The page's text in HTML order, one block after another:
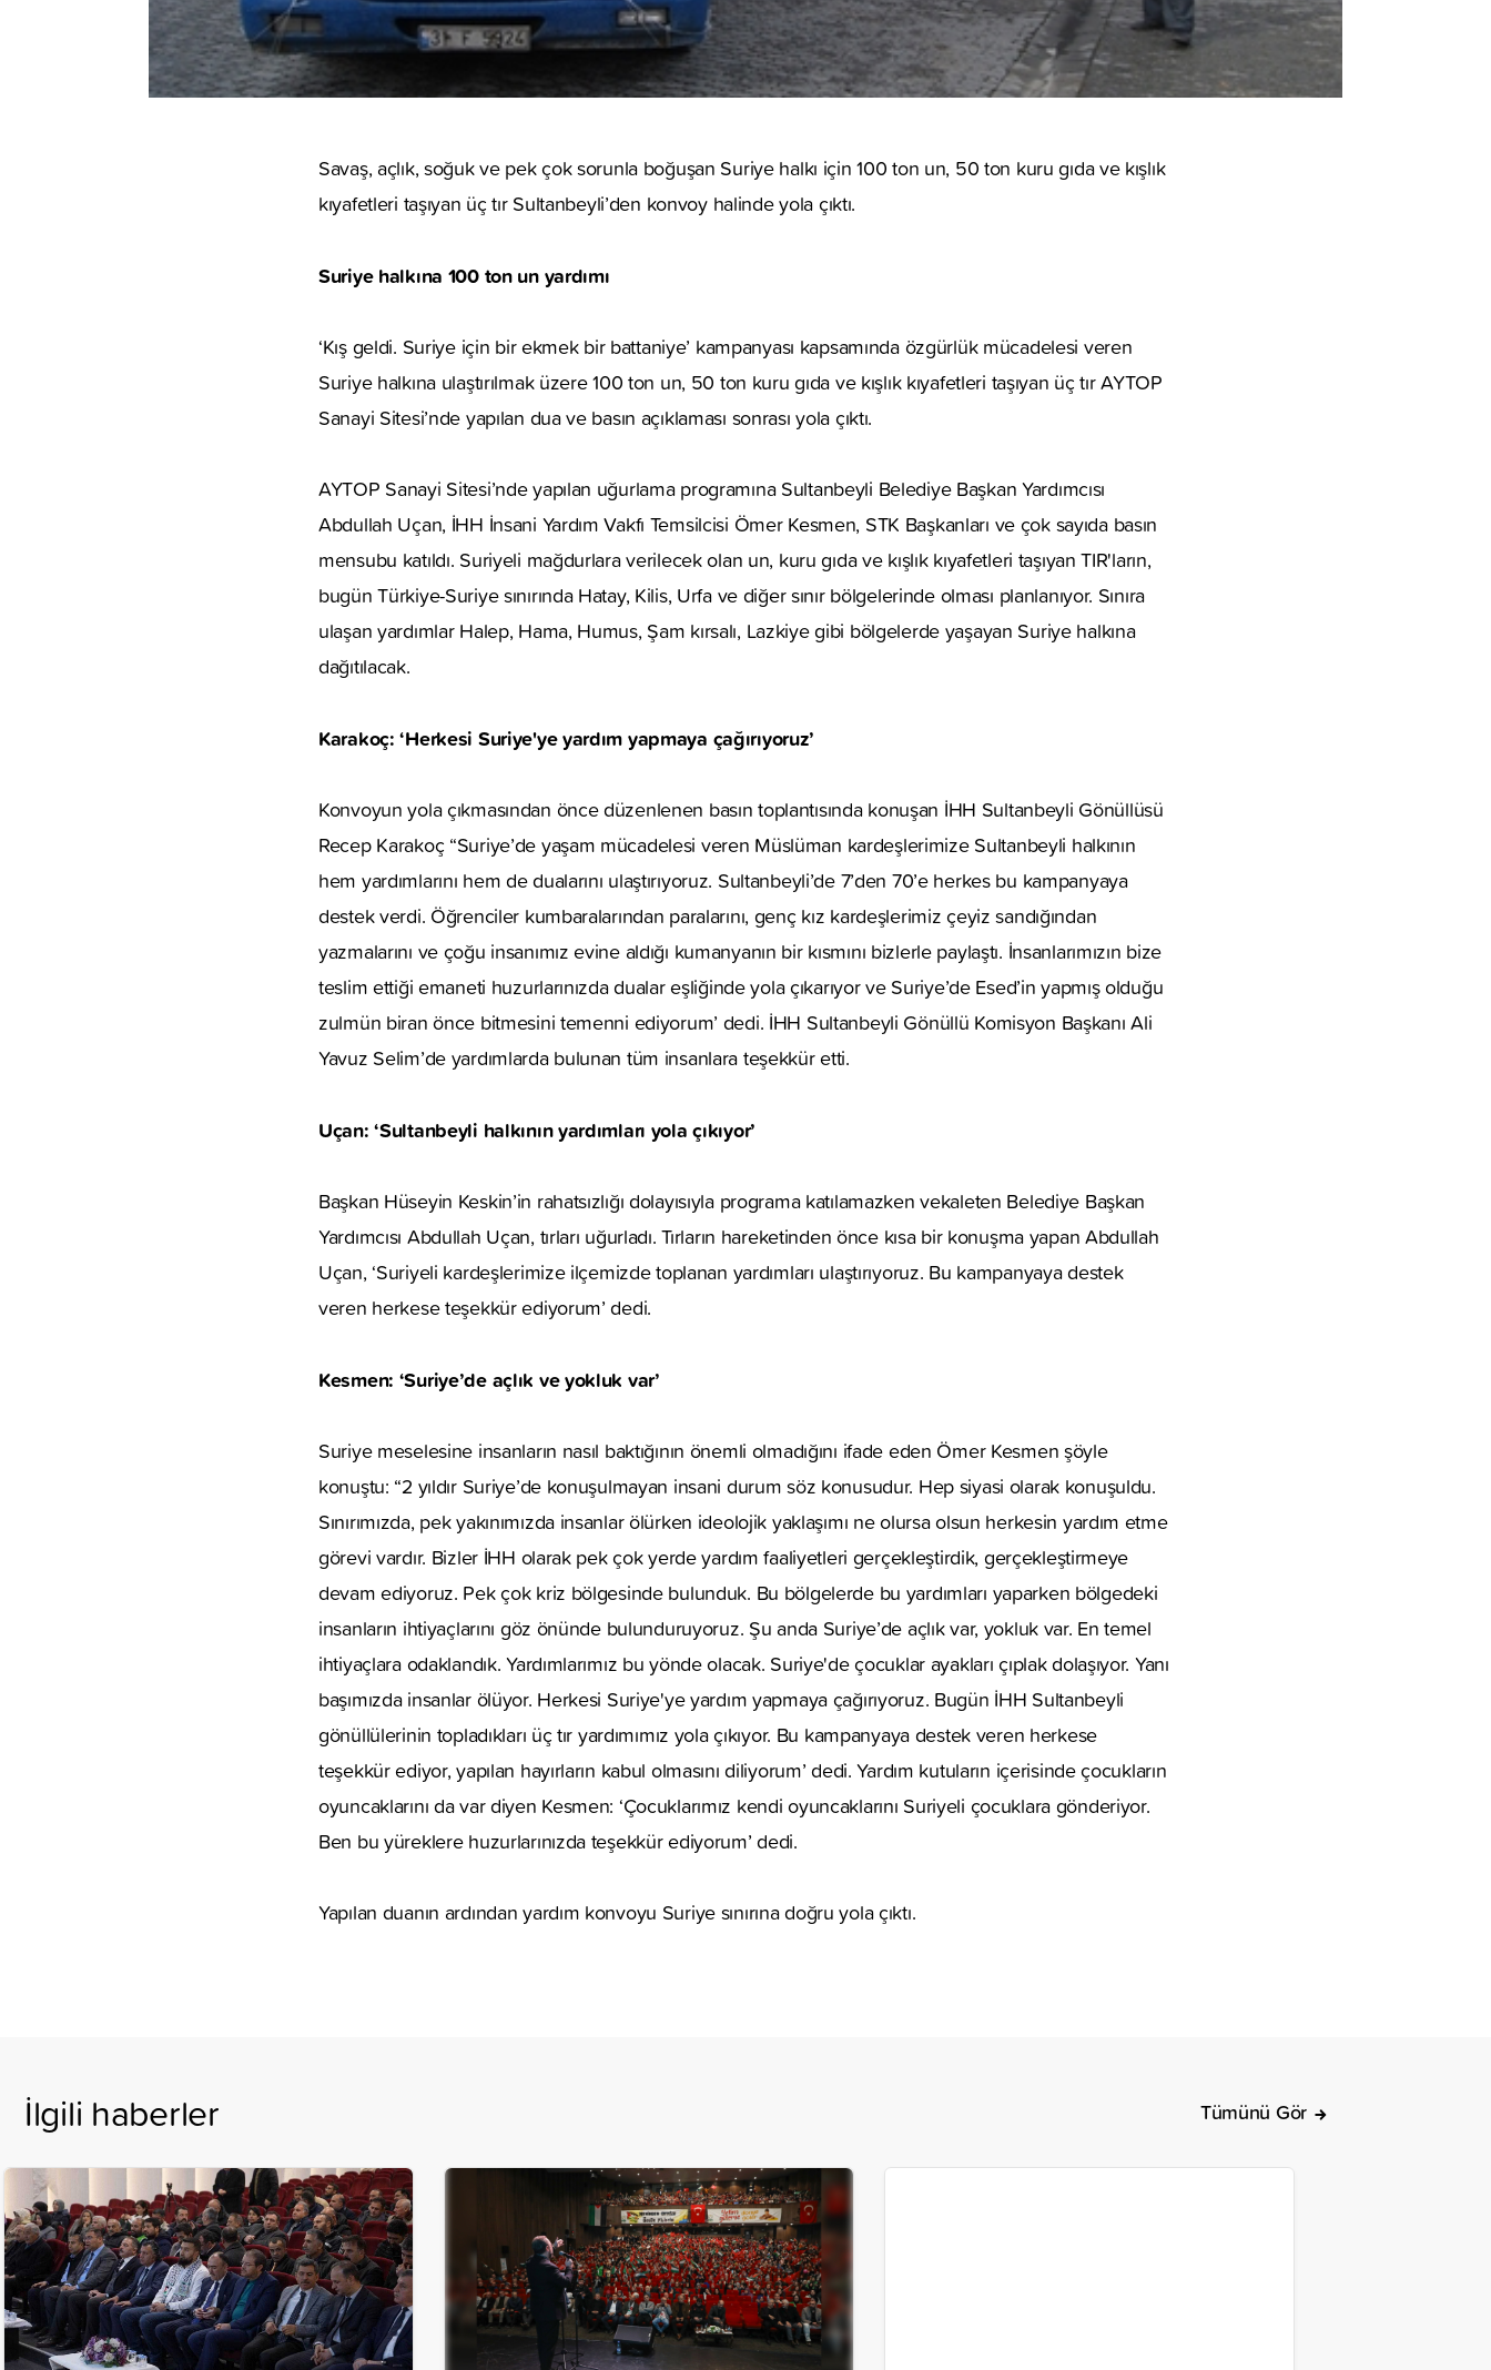
Savaş, açlık, soğuk ve pek çok sorunla boğuşan Suriye halkı için 100 ton un, 50 ton kuru gıda ve kışlık
kıyafetleri taşıyan üç tır Sultanbeyli’den konvoy halinde yola çıktı.
Suriye halkına 100 ton un yardımı
‘Kış geldi. Suriye için bir ekmek bir battaniye’ kampanyası kapsamında özgürlük mücadelesi veren
Suriye halkına ulaştırılmak üzere 100 ton un, 50 ton kuru gıda ve kışlık kıyafetleri taşıyan üç tır AYTOP
Sanayi Sitesi’nde yapılan dua ve basın açıklaması sonrası yola çıktı.
AYTOP Sanayi Sitesi’nde yapılan uğurlama programına Sultanbeyli Belediye Başkan Yardımcısı
Abdullah Uçan, İHH İnsani Yardım Vakfı Temsilcisi Ömer Kesmen, STK Başkanları ve çok sayıda basın
mensubu katıldı. Suriyeli mağdurlara verilecek olan un, kuru gıda ve kışlık kıyafetleri taşıyan TIR'ların,
bugün Türkiye-Suriye sınırında Hatay, Kilis, Urfa ve diğer sınır bölgelerinde olması planlanıyor. Sınıra
ulaşan yardımlar Halep, Hama, Humus, Şam kırsalı, Lazkiye gibi bölgelerde yaşayan Suriye halkına
dağıtılacak.
Karakoç: ‘Herkesi Suriye'ye yardım yapmaya çağırıyoruz’
Konvoyun yola çıkmasından önce düzenlenen basın toplantısında konuşan İHH Sultanbeyli Gönüllüsü
Recep Karakoç “Suriye’de yaşam mücadelesi veren Müslüman kardeşlerimize Sultanbeyli halkının
hem yardımlarını hem de dualarını ulaştırıyoruz. Sultanbeyli’de 7’den 70’e herkes bu kampanyaya
destek verdi. Öğrenciler kumbaralarından paralarını, genç kız kardeşlerimiz çeyiz sandığından
yazmalarını ve çoğu insanımız evine aldığı kumanyanın bir kısmını bizlerle paylaştı. İnsanlarımızın bize
teslim ettiği emaneti huzurlarınızda dualar eşliğinde yola çıkarıyor ve Suriye’de Esed’in yapmış olduğu
zulmün biran önce bitmesini temenni ediyorum’ dedi. İHH Sultanbeyli Gönüllü Komisyon Başkanı Ali
Yavuz Selim’de yardımlarda bulunan tüm insanlara teşekkür etti.
Uçan: ‘Sultanbeyli halkının yardımları yola çıkıyor’
Başkan Hüseyin Keskin’in rahatsızlığı dolayısıyla programa katılamazken vekaleten Belediye Başkan
Yardımcısı Abdullah Uçan, tırları uğurladı. Tırların hareketinden önce kısa bir konuşma yapan Abdullah
Uçan, ‘Suriyeli kardeşlerimize ilçemizde toplanan yardımları ulaştırıyoruz. Bu kampanyaya destek
veren herkese teşekkür ediyorum’ dedi.
Kesmen: ‘Suriye’de açlık ve yokluk var’
Suriye meselesine insanların nasıl baktığının önemli olmadığını ifade eden Ömer Kesmen şöyle
konuştu: “2 yıldır Suriye’de konuşulmayan insani durum söz konusudur. Hep siyasi olarak konuşuldu.
Sınırımızda, pek yakınımızda insanlar ölürken ideolojik yaklaşımı ne olursa olsun herkesin yardım etme
görevi vardır. Bizler İHH olarak pek çok yerde yardım faaliyetleri gerçekleştirdik, gerçekleştirmeye
devam ediyoruz. Pek çok kriz bölgesinde bulunduk. Bu bölgelerde bu yardımları yaparken bölgedeki
insanların ihtiyaçlarını göz önünde bulunduruyoruz. Şu anda Suriye’de açlık var, yokluk var. En temel
ihtiyaçlara odaklandık. Yardımlarımız bu yönde olacak. Suriye'de çocuklar ayakları çıplak dolaşıyor. Yanı
başımızda insanlar ölüyor. Herkesi Suriye'ye yardım yapmaya çağırıyoruz. Bugün İHH Sultanbeyli
gönüllülerinin topladıkları üç tır yardımımız yola çıkıyor. Bu kampanyaya destek veren herkese
teşekkür ediyor, yapılan hayırların kabul olmasını diliyorum’ dedi. Yardım kutuların içerisinde çocukların
oyuncaklarını da var diyen Kesmen: ‘Çocuklarımız kendi oyuncaklarını Suriyeli çocuklara gönderiyor.
Ben bu yüreklere huzurlarınızda teşekkür ediyorum’ dedi.
Yapılan duanın ardından yardım konvoyu Suriye sınırına doğru yola çıktı.
İlgili haberler Tümünü Gör